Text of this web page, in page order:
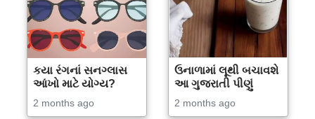
કયા રંગનાં સનગ્લાસ
આંખો માટે યોગ્ય?
2 months ago
ઉનાળામાં લૂથી બચાવશે
આ ગુજરાતી પીણું
2 months ago